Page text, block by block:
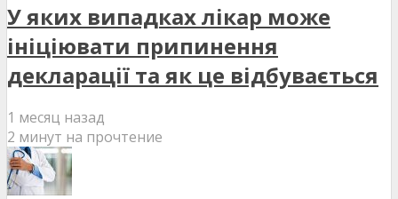
У яких випадках лікар може
ініціювати припинення
декларації та як це відбувається
1 месяц назад
2 минут на прочтение